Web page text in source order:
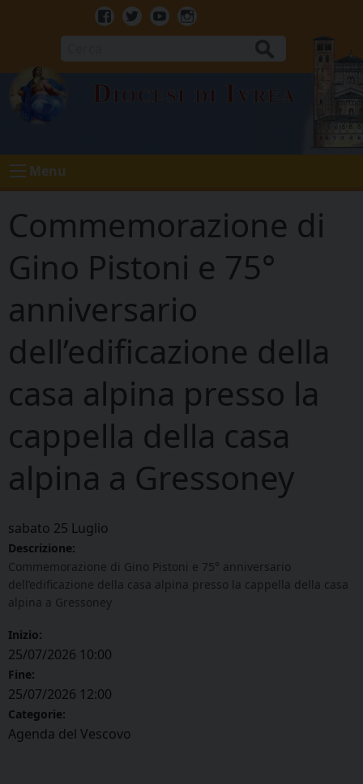
Facebook
TwitterYoutubeInstagram
Diocesi di Ivrea
Menu
Commemorazione di
Gino Pistoni e 75°
anniversario
dell’edificazione della
casa alpina presso la
cappella della casa
alpina a Gressoney
sabato 25 Luglio
Descrizione:
Commemorazione di Gino Pistoni e 75° anniversario
dell’edificazione della casa alpina presso la cappella della casa
alpina a Gressoney
Inizio:
25/07/2026 10:00
Fine:
25/07/2026 12:00
Categorie:
Agenda del Vescovo